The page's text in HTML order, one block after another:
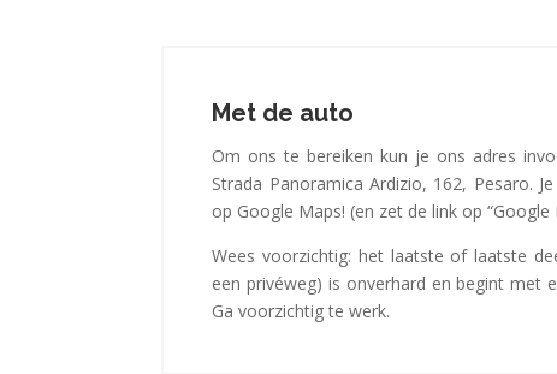
Met de auto
Om ons te bereiken kun je ons adres
Strada Panoramica Ardizio, 162, Pesaro.
op Google Maps! (en zet de link op “Google
Wees voorzichtig: het laatste of laatste
een privéweg) is onverhard en begint met
Ga voorzichtig te werk.